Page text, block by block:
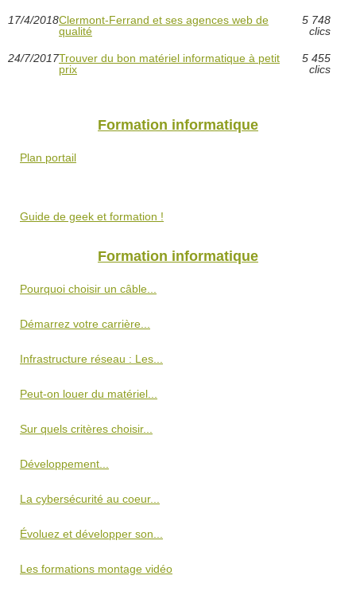
17/4/2018Clermont-Ferrand et ses agences web de
qualité
5 748
clics
24/7/2017Trouver du bon matériel informatique à petit
prix
5 455
clics
Formation informatique
Plan portail
Guide de geek et formation !
Formation informatique
Pourquoi choisir un câble...
Démarrez votre carrière...
Infrastructure réseau : Les...
Peut-on louer du matériel...
Sur quels critères choisir...
Développement...
La cybersécurité au coeur...
Évoluez et développer son...
Les formations montage vidéo